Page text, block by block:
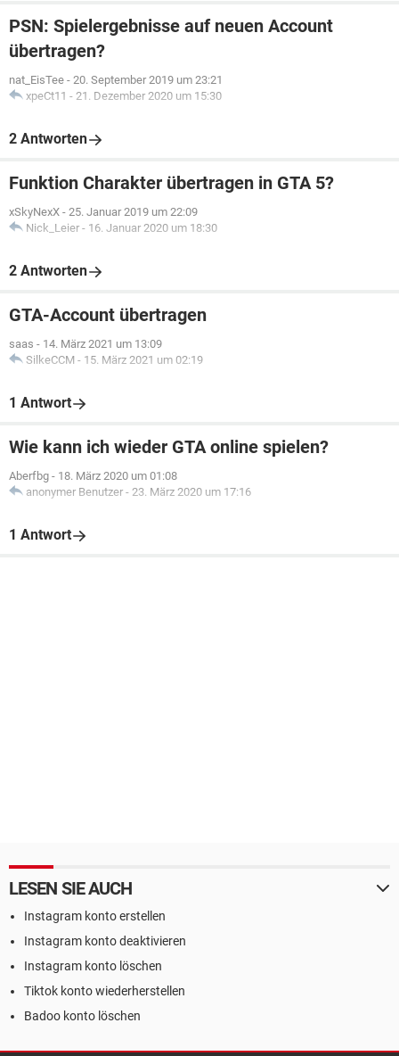
PSN: Spielergebnisse auf neuen Account
übertragen?
nat_EisTee - 20. September 2019 um 23:21
xpeCt11 - 21. Dezember 2020 um 15:30
2 Antworten
Funktion Charakter übertragen in GTA 5?
xSkyNexX - 25. Januar 2019 um 22:09
Nick_Leier - 16. Januar 2020 um 18:30
2 Antworten
GTA-Account übertragen
saas - 14. März 2021 um 13:09
SilkeCCM - 15. März 2021 um 02:19
1 Antwort
Wie kann ich wieder GTA online spielen?
Aberfbg - 18. März 2020 um 01:08
anonymer Benutzer - 23. März 2020 um 17:16
1 Antwort
LESEN SIE AUCH
Instagram konto erstellen
Instagram konto deaktivieren
Instagram konto löschen
Tiktok konto wiederherstellen
Badoo konto löschen